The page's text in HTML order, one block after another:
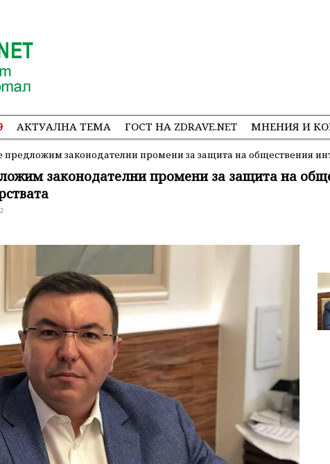
АКТУАЛНА ТЕМА ГОСТ НА ZDRAVE.NET МНЕНИЯ И
предложим законодателни промени за защита на обществения
законодателни промени за защита на